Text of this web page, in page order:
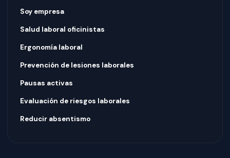
Soy empresa
Salud laboral oficinistas
Ergonomía laboral
Prevención de lesiones laborales
Pausas activas
Evaluación de riesgos laborales
Reducir absentismo